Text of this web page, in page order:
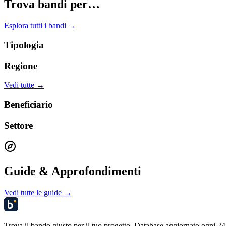
Trova bandi per…
Esplora tutti i bandi →
Tipologia
Regione
Vedi tutte →
Beneficiario
Settore
Guide & Approfondimenti
Vedi tutte le guide →